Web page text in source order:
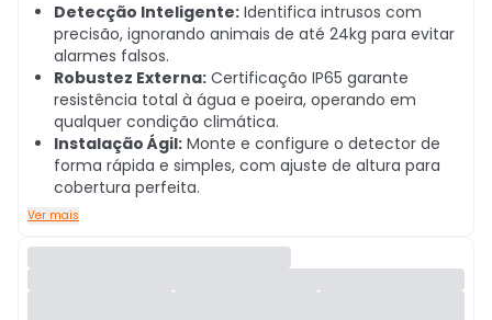
Detecção Inteligente: Identifica intrusos com
precisão, ignorando animais de até 24kg para evitar
alarmes falsos.
Robustez Externa: Certificação IP65 garante
resistência total à água e poeira, operando em
qualquer condição climática.
Instalação Ágil: Monte e configure o detector de
forma rápida e simples, com ajuste de altura para
cobertura perfeita.
Ver mais